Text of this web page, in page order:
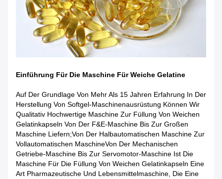
Einführung Für Die Maschine Für Weiche Gelatine
Auf Der Grundlage Von Mehr Als 15 Jahren Erfahrung In Der
Herstellung Von Softgel-Maschinenausrüstung Können Wir
Qualitativ Hochwertige Maschine Zur Füllung Von Weichen
Gelatinkapseln Von Der F&E-Maschine Bis Zur Großen
Maschine Liefern;von Der Halbautomatischen Maschine Zur
Vollautomatischen MaschineVon Der Mechanischen
Getriebe-Maschine Bis Zur Servomotor-Maschine Ist Die
Maschine Für Die Füllung Von Weichen Gelatinkapseln Eine
Art Pharmazeutische Und Lebensmittelmaschine, Die Eine